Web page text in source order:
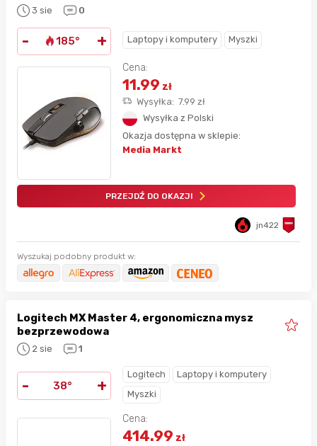
3 sie 0
- 185° + Laptopy i komputery Myszki
Cena:
11.99 zł
Wysyłka: 7.99 zł
Wysyłka z Polski
Okazja dostępna w sklepie:
Media Markt
PRZEJDŹ DO OKAZJI
jn422
Wyszukaj podobny produkt w:
Logitech MX Master 4, ergonomiczna mysz
bezprzewodowa
2 sie 1
- 38° +
Logitech
Laptopy i komputery
Myszki
Cena:
414.99 zł